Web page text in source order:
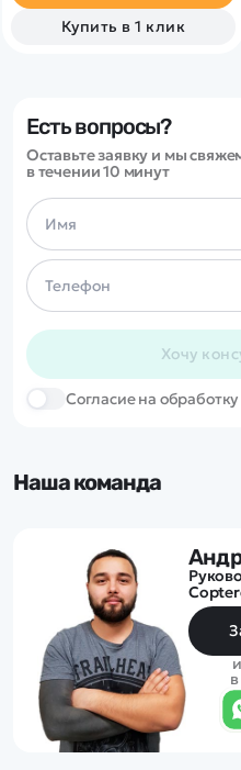
Купить в 1 клик
Есть вопросы?
Оставьте заявку и мы
в течении 10 минут
Хочу
Cогласие на
Наша команда